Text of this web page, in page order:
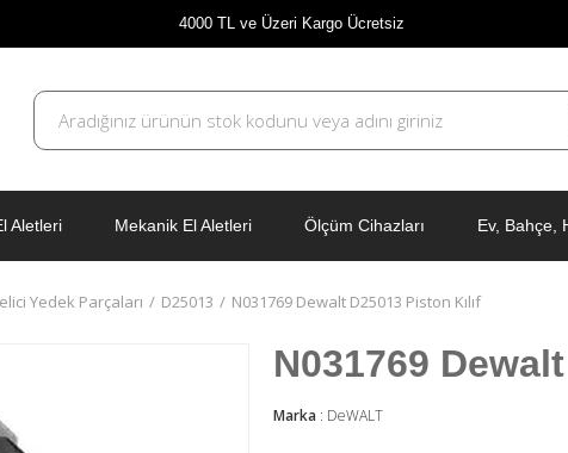
4000 TL ve Üzeri Kargo Ücretsiz
Aletleri Mekanik El Aletleri Ölçüm Cihazları Ev, Bahçe,
Yedek Parçaları D25013 N031769 Dewalt D25013 Piston Kılıf
N031769
Marka : DeWALT